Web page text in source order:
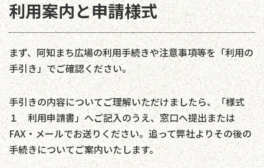
利用案内と申請様式
まず、阿知まち広場の利用手続きや注意事項等を「利用の
手引き」でご確認ください。
手引きの内容についてご理解いただけましたら、「様式
１ 利用申請書」へご記入のうえ、窓口へ提出または
FAX・メールでお送りください。追って弊社よりその後の
手続きについてご案内いたします。